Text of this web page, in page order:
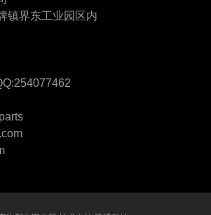
镇界东工业园区内